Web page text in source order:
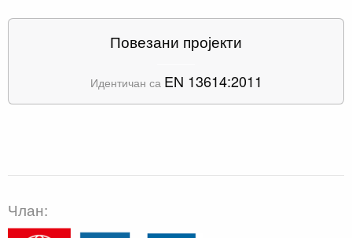
Повезани пројекти
Идентичан са EN 13614:2011
Члан: